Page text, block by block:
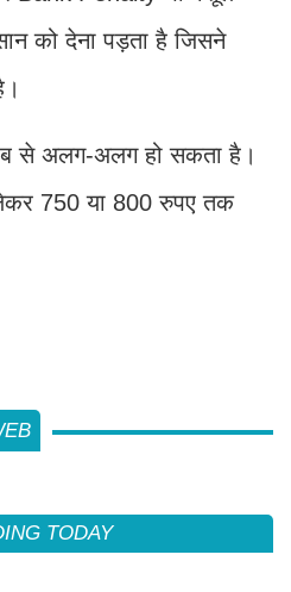
को देना पड़ता है जिसने
से अलग-अलग हो सकता है।
750 या 800 रुपए तक
TODAY